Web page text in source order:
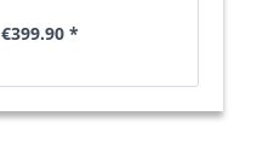
€399.90 *